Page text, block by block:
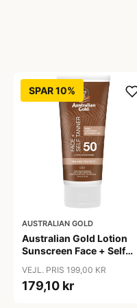
SPAR 10%
AUSTRALIAN GOLD
Australian Gold Lotion
Sunscreen Face + Self
VEJL. PRIS 199,00 KR
179,10 kr